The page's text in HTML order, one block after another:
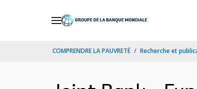
COMPRENDRE LA PAUVRETÉ Recherche et